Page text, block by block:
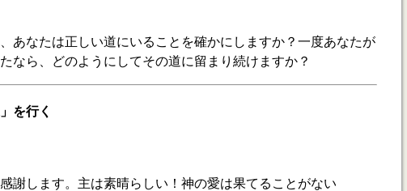
あなたは正しい道にいることを確かにしますか？一度あなたが
なら、どのようにしてその道に留まり続けますか？
を行く
感謝します。主は素晴らしい！神の愛は果てることがない